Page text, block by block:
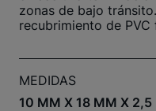
zonas de bajo
recubrimiento de
MEDIDAS
10 MM X 18 MM X 2,5